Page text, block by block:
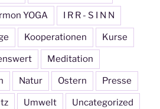
YOGA I R R - S I N N
Kooperationen Kurse
Meditation
Natur Ostern Presse
Umwelt Uncategorized